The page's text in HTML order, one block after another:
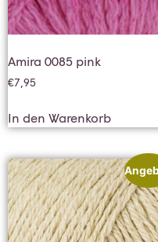
Amira 0085 pink
€7,95
In den Warenkorb